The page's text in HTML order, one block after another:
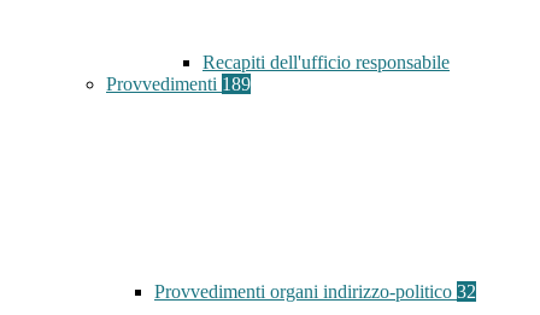
Recapiti dell'ufficio responsabile
Provvedimenti 189
Provvedimenti organi indirizzo-politico 32